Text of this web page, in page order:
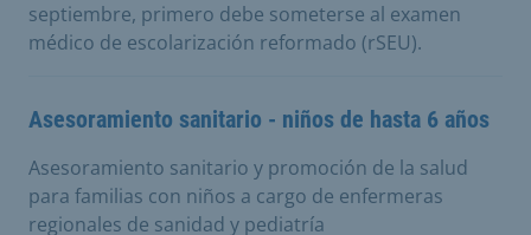
septiembre, primero debe someterse al examen
médico de escolarización reformado (rSEU).
Asesoramiento sanitario - niños de hasta 6 años
Asesoramiento sanitario y promoción de la salud
para familias con niños a cargo de enfermeras
regionales de sanidad y pediatría